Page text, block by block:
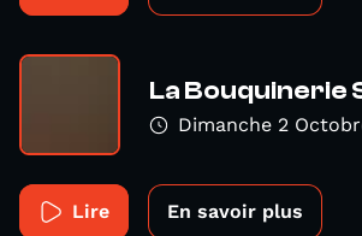
La Bouquinerie
Dimanche 2
Lire En savoir plus